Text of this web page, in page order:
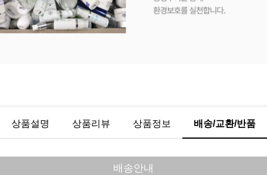
상품설명 상품리뷰 상품정보 배송/교환/반품
배송안내